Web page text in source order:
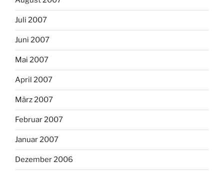
Juli 2007
Juni 2007
Mai 2007
April 2007
März 2007
Februar 2007
Januar 2007
Dezember 2006